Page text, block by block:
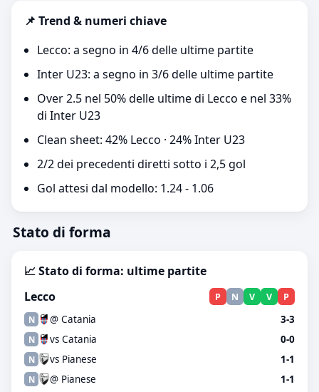
📌 Trend & numeri chiave
Lecco: a segno in 4/6 delle ultime partite
Inter U23: a segno in 3/6 delle ultime partite
Over 2.5 nel 50% delle ultime di Lecco e nel 33%
di Inter U23
Clean sheet: 42% Lecco · 24% Inter U23
2/2 dei precedenti diretti sotto i 2,5 gol
Gol attesi dal modello: 1.24 - 1.06
Stato di forma
📈 Stato di forma: ultime partite
Lecco
P N V V P
N @ Catania 3-3
N vs Catania 0-0
N vs Pianese 1-1
N @ Pianese 1-1